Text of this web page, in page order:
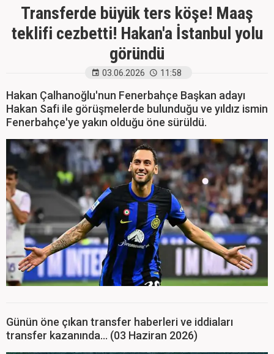
Transferde büyük ters köşe! Maaş
teklifi cezbetti! Hakan'a İstanbul yolu
göründü
03.06.2026 11:58
Hakan Çalhanoğlu'nun Fenerbahçe Başkan adayı
Hakan Safi ile görüşmelerde bulunduğu ve yıldız ismin
Fenerbahçe'ye yakın olduğu öne sürüldü.
Günün öne çıkan transfer haberleri ve iddiaları
transfer kazanında... (03 Haziran 2026)